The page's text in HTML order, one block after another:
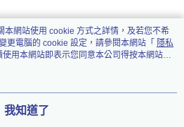
本網站使用 cookie 方式之詳情，及若您不希
更電腦的 cookie 設定，請參閱本網站「 隱私
用本網站即表示您同意本公司得按本網站使
我知道了